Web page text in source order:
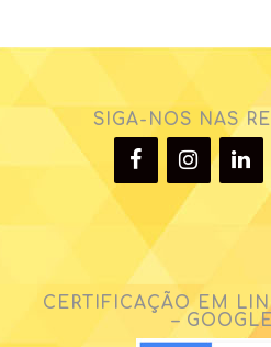
SIGA-NOS NAS
CERTIFICAÇÃO EM
–